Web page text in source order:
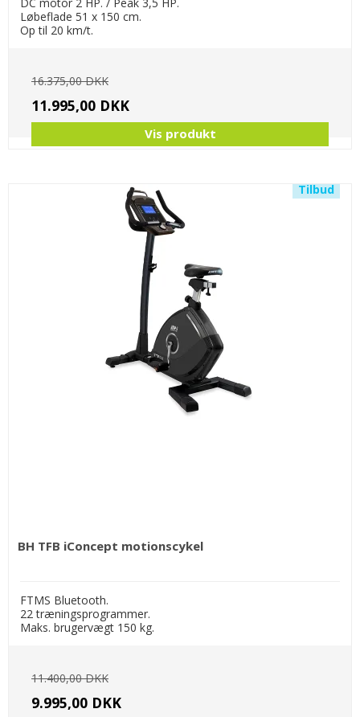
Løbeflade 51 x 150 cm.
Op til 20 km/t.
16.375,00 DKK
11.995,00 DKK
Vis produkt
Tilbud
BH TFB iConcept motionscykel
FTMS Bluetooth.
22 træningsprogrammer.
Maks. brugervægt 150 kg.
11.400,00 DKK
9.995,00 DKK